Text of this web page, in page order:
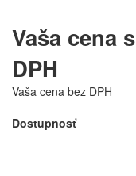
Vaša cena s
DPH
Vaša cena bez DPH
Dostupnosť